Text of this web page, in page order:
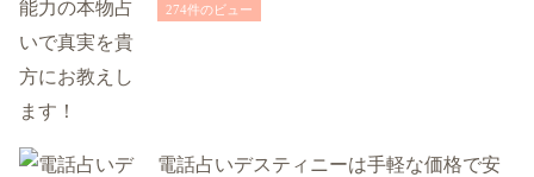
274件のビュー
電話占いデスティニーは手軽な価格で安